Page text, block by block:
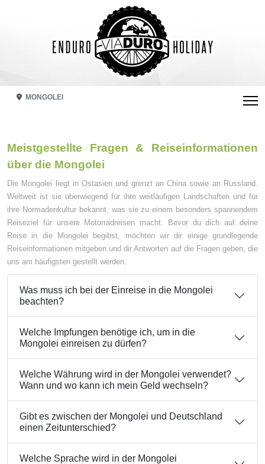
MONGOLEI
Meistgestellte Fragen & Reiseinformationen
über die Mongolei
Die Mongolei liegt in Ostasien und grenzt an China sowie an Russland.
Weltweit ist sie überwiegend für ihre weitläufigen Landschaften und für
ihre Normadenkultur bekannt, was sie zu einem besonders spannendem
Reiseziel für unsere Motorradreisen macht.
Bevor du dich auf deine
Reise in die Mongolei begibst, möchten wir dir einige grundlegende
Reiseinformationen mitgeben und dir Antworten auf die Fragen geben, die
uns am häufigsten gestellt werden.
Was muss ich bei der Einreise in die Mongolei
beachten?
Welche Impfungen benötige ich, um in die
Mongolei einreisen zu dürfen?
Welche Währung wird in der Mongolei verwendet?
Wann und wo kann ich mein Geld wechseln?
Gibt es zwischen der Mongolei und Deutschland
einen Zeitunterschied?
Welche Sprache wird in der Mongolei